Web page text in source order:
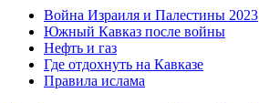
Война Израиля и Палестины 2023
Южный Кавказ после войны
Нефть и газ
Где отдохнуть на Кавказе
Правила ислама